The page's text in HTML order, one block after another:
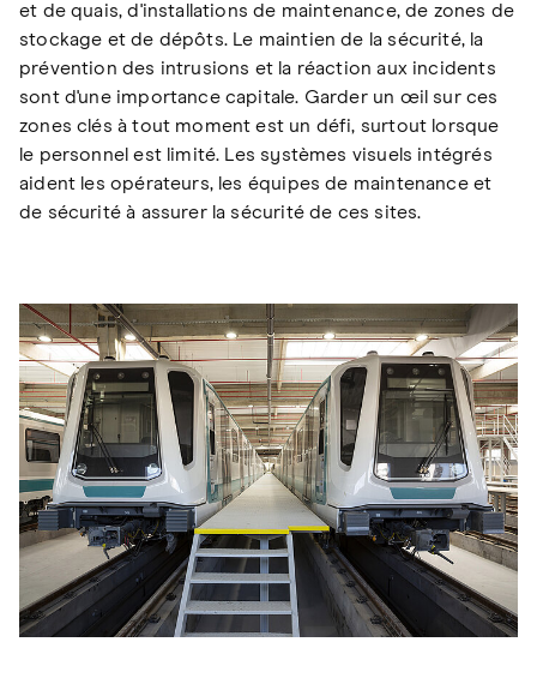
et de quais, d'installations de maintenance, de zones de
stockage et de dépôts. Le maintien de la sécurité, la
prévention des intrusions et la réaction aux incidents
sont d'une importance capitale. Garder un œil sur ces
zones clés à tout moment est un défi, surtout lorsque
le personnel est limité. Les systèmes visuels intégrés
aident les opérateurs, les équipes de maintenance et
de sécurité à assurer la sécurité de ces sites.